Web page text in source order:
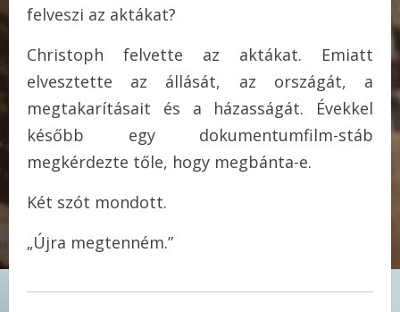
felveszi az aktákat?
Christoph felvette az aktákat. Emiatt
elvesztette az állását, az országát, a
megtakarításait és a házasságát. Évekkel
később egy dokumentumfilm-stáb
megkérdezte tőle, hogy megbánta-e.
Két szót mondott.
„Újra megtenném.”